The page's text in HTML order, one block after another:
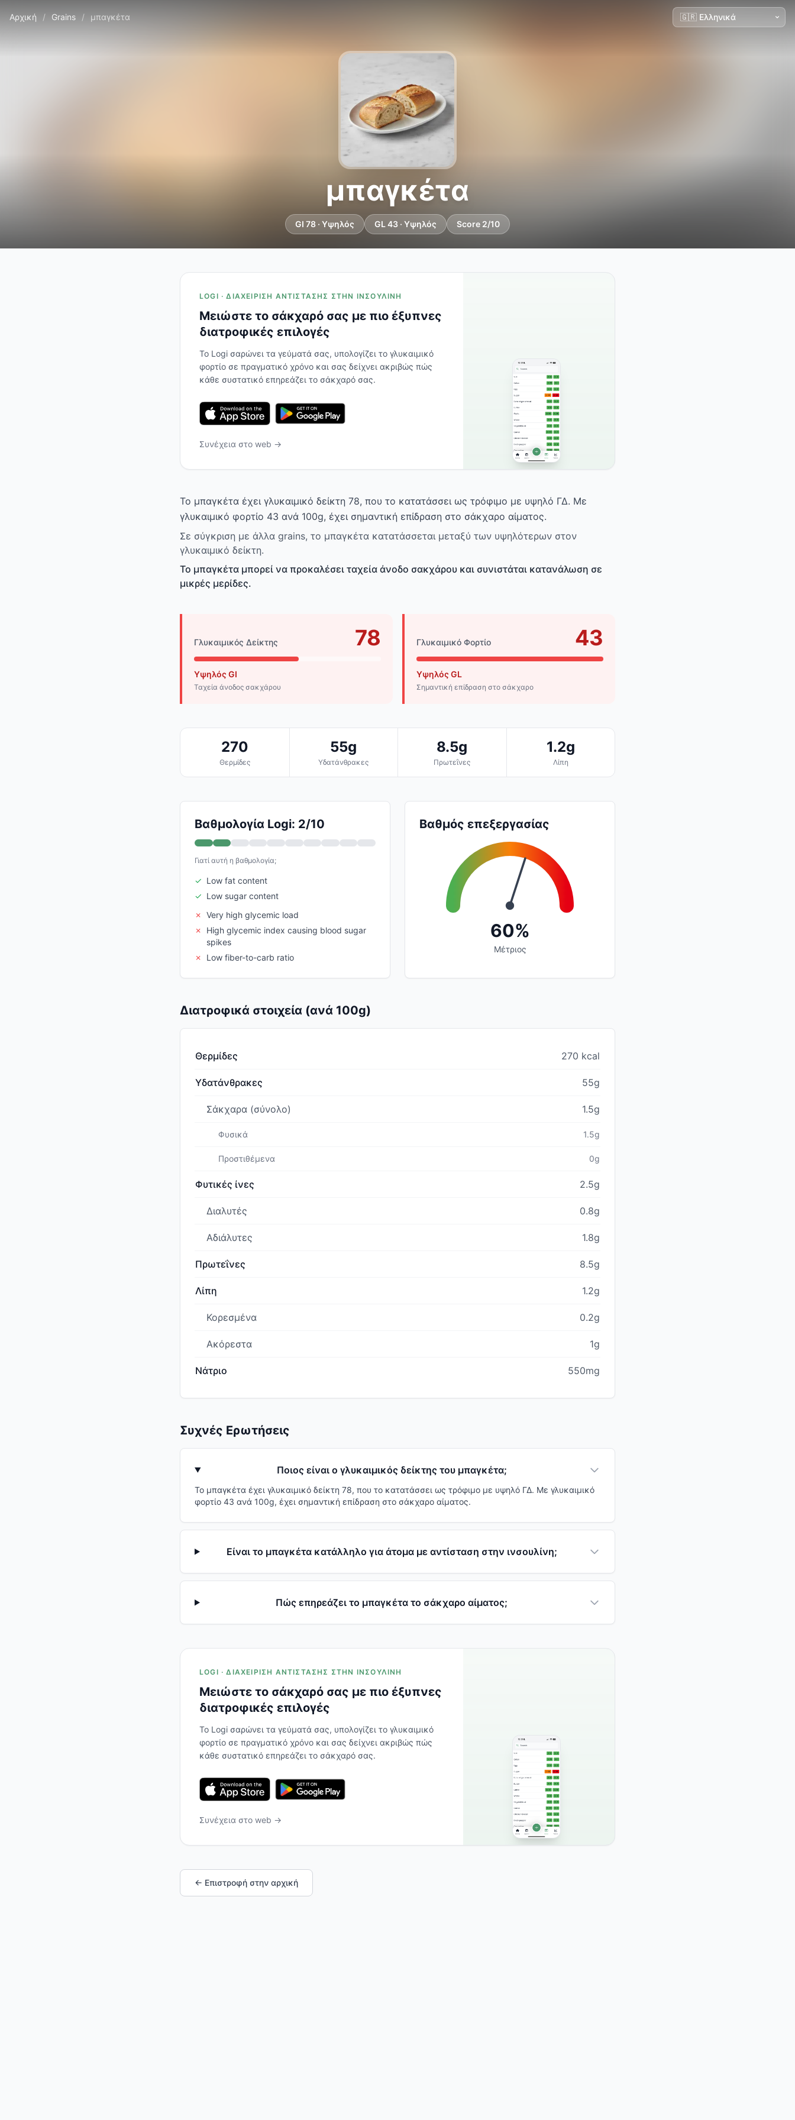
Αρχική / Grains / μπαγκέτα
μπαγκέτα
GI 78 · Υψηλός GL 43 · Υψηλός Score 2/10
LOGI · ΔΙΑΧΕΊΡΙΣΗ ΑΝΤΊΣΤΑΣΗΣ ΣΤΗΝ ΙΝΣΟΥΛΊΝΗ
Μειώστε το σάκχαρό σας με πιο έξυπνες
διατροφικές επιλογές
Το Logi σαρώνει τα γεύματά σας, υπολογίζει το γλυκαιμικό
φορτίο σε πραγματικό χρόνο και σας δείχνει ακριβώς πώς
κάθε συστατικό επηρεάζει το σάκχαρό σας.
Συνέχεια στο web →
Το μπαγκέτα έχει γλυκαιμικό δείκτη 78, που το κατατάσσει ως τρόφιμο με υψηλό ΓΔ. Με
γλυκαιμικό φορτίο 43 ανά 100g, έχει σημαντική επίδραση στο σάκχαρο αίματος.
Σε σύγκριση με άλλα grains, το μπαγκέτα κατατάσσεται μεταξύ των υψηλότερων στον
γλυκαιμικό δείκτη.
Το μπαγκέτα μπορεί να προκαλέσει ταχεία άνοδο σακχάρου και συνιστάται κατανάλωση σε
μικρές μερίδες.
Γλυκαιμικός Δείκτης 78
Υψηλός GI
Ταχεία άνοδος σακχάρου
Γλυκαιμικό Φορτίο 43
Υψηλός GL
Σημαντική επίδραση στο σάκχαρο
270
Θερμίδες
55g
Υδατάνθρακες
8.5g
Πρωτεΐνες
1.2g
Λίπη
Βαθμολογία Logi: 2/10
Γιατί αυτή η βαθμολογία;
✓ Low fat content
✓ Low sugar content
✗ Very high glycemic load
✗
High glycemic index causing blood sugar
spikes
✗
Low fiber-to-carb ratio
Βαθμός επεξεργασίας
60%
Μέτριος
Διατροφικά στοιχεία (ανά 100g)
Θερμίδες 270 kcal
Υδατάνθρακες 55g
Σάκχαρα (σύνολο) 1.5g
Φυσικά 1.5g
Προστιθέμενα 0g
Φυτικές ίνες 2.5g
Διαλυτές 0.8g
Αδιάλυτες 1.8g
Πρωτεΐνες 8.5g
Λίπη 1.2g
Κορεσμένα 0.2g
Ακόρεστα 1g
Νάτριο 550mg
Συχνές Ερωτήσεις
Ποιος είναι ο γλυκαιμικός δείκτης του μπαγκέτα;
Το μπαγκέτα έχει γλυκαιμικό δείκτη 78, που το κατατάσσει ως τρόφιμο με υψηλό ΓΔ. Με γλυκαιμικό
φορτίο 43 ανά 100g, έχει σημαντική επίδραση στο σάκχαρο αίματος.
Είναι το μπαγκέτα κατάλληλο για άτομα με αντίσταση στην ινσουλίνη;
Πώς επηρεάζει το μπαγκέτα το σάκχαρο αίματος;
LOGI · ΔΙΑΧΕΊΡΙΣΗ ΑΝΤΊΣΤΑΣΗΣ ΣΤΗΝ ΙΝΣΟΥΛΊΝΗ
Μειώστε το σάκχαρό σας με πιο έξυπνες
διατροφικές επιλογές
Το Logi σαρώνει τα γεύματά σας, υπολογίζει το γλυκαιμικό
φορτίο σε πραγματικό χρόνο και σας δείχνει ακριβώς πώς
κάθε συστατικό επηρεάζει το σάκχαρό σας.
Συνέχεια στο web →
← Επιστροφή στην αρχική